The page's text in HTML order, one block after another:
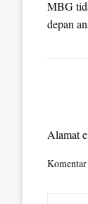
MBG
depan
Alamat
Komentar